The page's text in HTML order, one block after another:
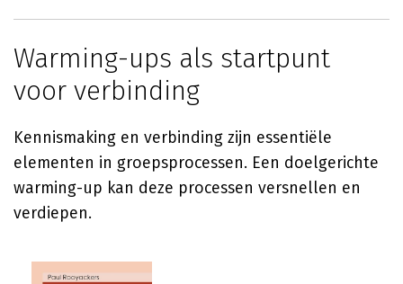
Warming-ups als startpunt
voor verbinding
Kennismaking en verbinding zijn essentiële
elementen in groepsprocessen. Een doelgerichte
warming-up kan deze processen versnellen en
verdiepen.